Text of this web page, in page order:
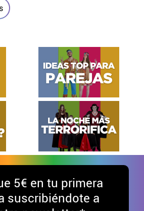
5€ en tu primera
suscribiéndote a